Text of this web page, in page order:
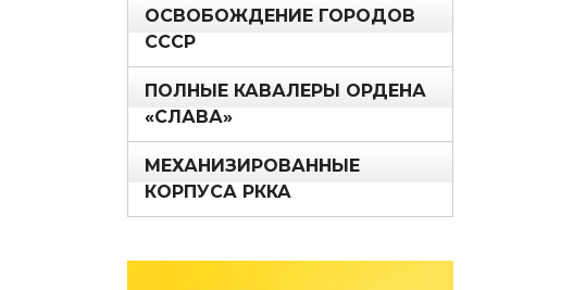
ОСВОБОЖДЕНИЕ ГОРОДОВ
СССР
ПОЛНЫЕ КАВАЛЕРЫ ОРДЕНА
«СЛАВА»
МЕХАНИЗИРОВАННЫЕ
КОРПУСА РККА